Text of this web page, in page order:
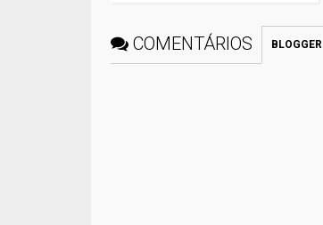
COMENTÁRIOS BLOGGER